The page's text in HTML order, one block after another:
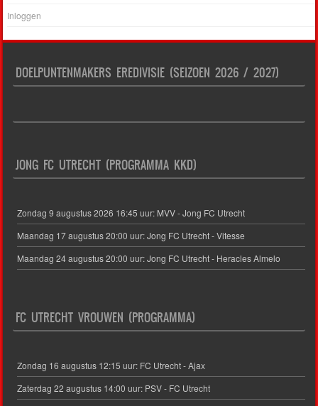
Inloggen
DOELPUNTENMAKERS EREDIVISIE (SEIZOEN 2026 / 2027)
JONG FC UTRECHT (PROGRAMMA KKD)
Zondag 9 augustus 2026 16:45 uur: MVV - Jong FC Utrecht
Maandag 17 augustus 20:00 uur: Jong FC Utrecht - Vitesse
Maandag 24 augustus 20:00 uur: Jong FC Utrecht - Heracles Almelo
FC UTRECHT VROUWEN (PROGRAMMA)
Zondag 16 augustus 12:15 uur: FC Utrecht - Ajax
Zaterdag 22 augustus 14:00 uur: PSV - FC Utrecht